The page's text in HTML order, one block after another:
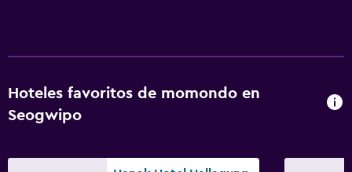
Hoteles favoritos de momondo en
Seogwipo